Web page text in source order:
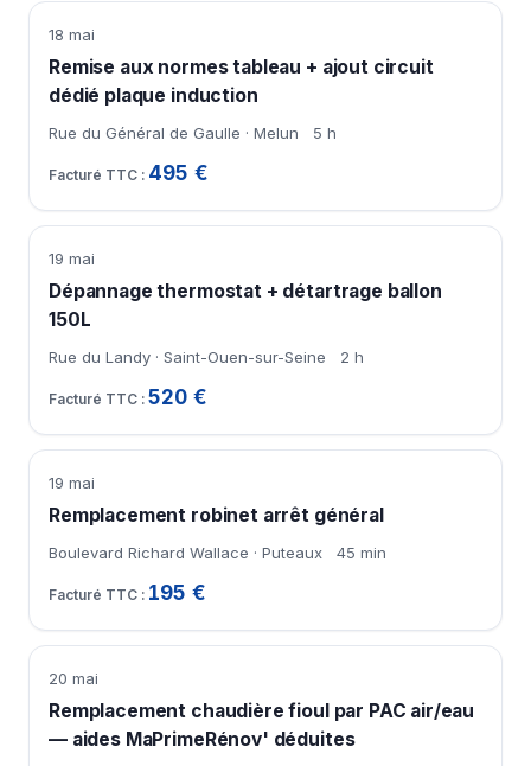
18 mai
Remise aux normes tableau + ajout circuit
dédié plaque induction
Rue du Général de Gaulle · Melun 5 h
495 €
19 mai
Dépannage thermostat + détartrage ballon
150L
Rue du Landy · Saint-Ouen-sur-Seine 2 h
520 €
19 mai
Remplacement robinet arrêt général
Boulevard Richard Wallace · Puteaux 45 min
195 €
20 mai
Remplacement chaudière fioul par PAC air/eau
— aides MaPrimeRénov' déduites